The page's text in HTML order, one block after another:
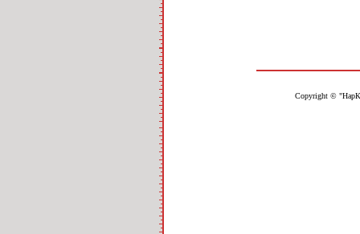
Copyright ©